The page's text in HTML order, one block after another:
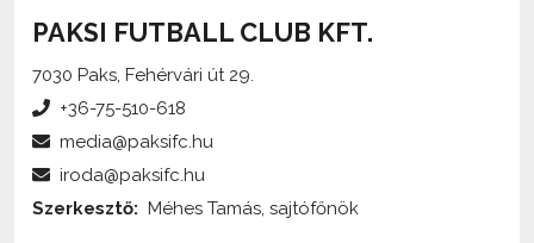
7030 Paks, Fehérvári út 29.
Küldjön üzenetet!